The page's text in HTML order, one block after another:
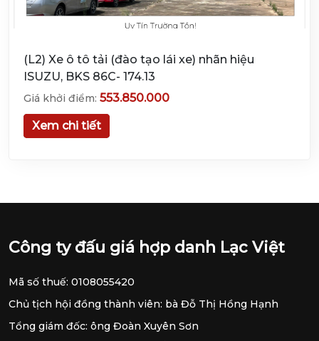
(L2) Xe ô tô tải (đào tạo lái xe) nhãn hiệu
ISUZU, BKS 86C- 174.13
Giá khởi điểm: 553.850.000
Xem chi tiết
Công ty đấu giá hợp danh Lạc Việt
Mã số thuế: 0108055420
Chủ tịch hội đồng thành viên: bà Đỗ Thị Hồng Hạnh
Tổng giám đốc: ông Đoàn Xuyên Sơn